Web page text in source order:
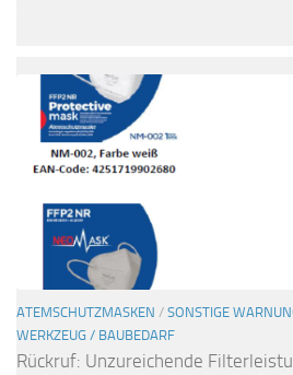
ATEMSCHUTZMASKEN / SONSTIGE
WERKZEUG / BAUBEDARF
Rückruf: Unzureichende